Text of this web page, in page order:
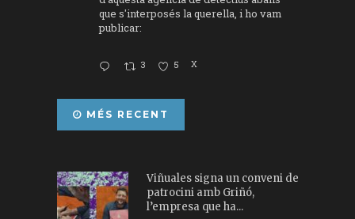
que s'interposés la querella, i ho vam
publicar:
3 5 X
MÉS RECENT
Viñuales signa un conveni de
patrocini amb Griñó,
l’empresa que ha...